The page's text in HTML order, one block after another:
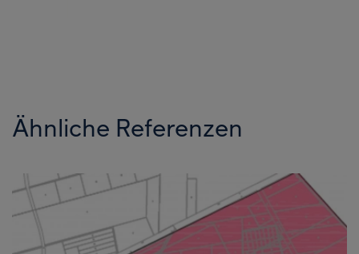
Ähnliche Referenzen